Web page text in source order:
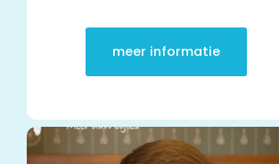
meer informatie